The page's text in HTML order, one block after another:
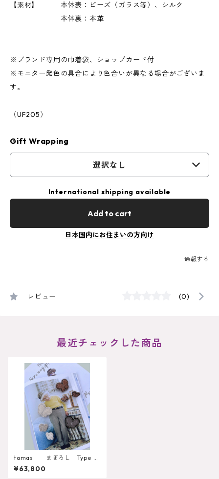
【素材】 本体表：ビーズ（ガラス等）、シルク
本体裏：本革
※ブランド専用の巾着袋、ショップカード付
※モニター発色の具合により色合いが異なる場合がございま
す。
（UF205）
Gift Wrapping
選択なし
International shipping available
Add to cart
日本国内にお住まいの方向け
通報する
レビュー (0)
最近チェックした商品
tamas まぼろし Type B
ブローチ
¥63,800